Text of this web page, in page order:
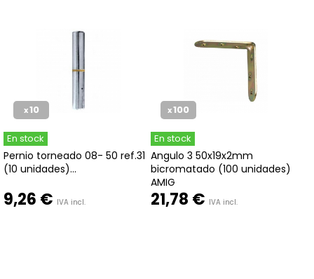
x10
En stock
Pernio torneado 08- 50 ref.31
(10 unidades)...
9,26 € IVA incl.
x100
En stock
Angulo 3 50x19x2mm
bicromatado (100 unidades)
AMIG
21,78 € IVA incl.